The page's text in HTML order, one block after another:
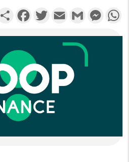
PartagerFacebookTwitterEmail Gmail